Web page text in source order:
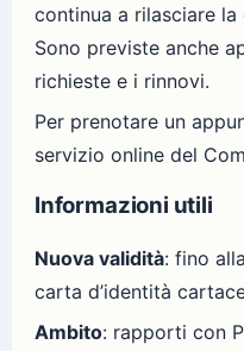
continua a rilasciare
Sono previste anche
richieste e i rinnovi.
Per prenotare un
servizio online del
Informazioni utili
Nuova validità: fino
carta d’identità
Ambito: rapporti con